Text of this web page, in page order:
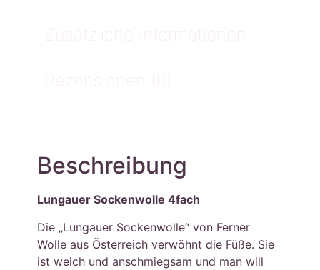
Zusätzliche Informationen
Rezensionen (0)
Beschreibung
Lungauer Sockenwolle 4fach
Die „Lungauer Sockenwolle“ von Ferner
Wolle aus Österreich verwöhnt die Füße. Sie
ist weich und anschmiegsam und man will